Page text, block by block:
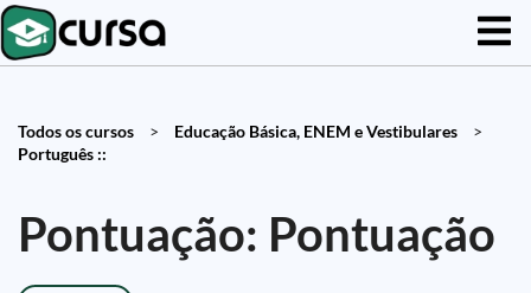
Todos os cursos > Educação Básica, ENEM e Vestibulares
>
Português ::
Pontuação: Pontuação